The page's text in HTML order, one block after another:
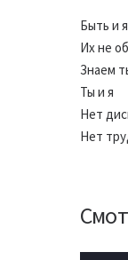
Быть и я
Их не
Знаем
Ты и я
Нет
Нет